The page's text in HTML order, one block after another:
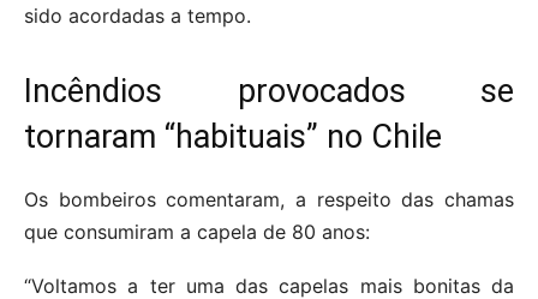
sido acordadas a tempo.
Incêndios provocados se
tornaram “habituais” no Chile
Os bombeiros comentaram, a respeito das chamas
que consumiram a capela de 80 anos:
“Voltamos a ter uma das capelas mais bonitas da